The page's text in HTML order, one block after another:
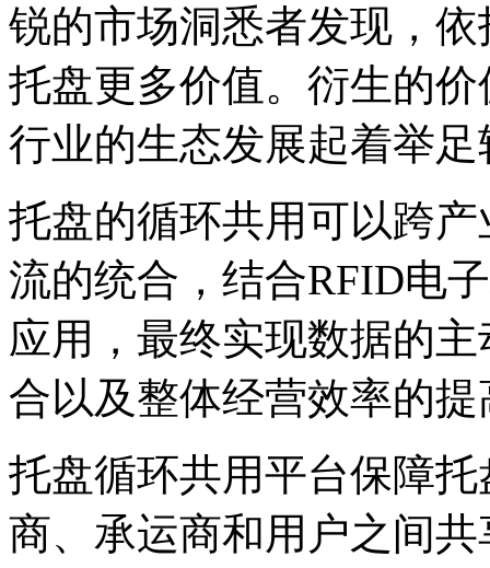
锐的市场洞悉者发现，
托盘更多价值。衍生的
行业的生态发展起着举
托盘的循环共用可以跨
流的统合，结合RFID电
应用，最终实现数据的
合以及整体经营效率的提
托盘循环共用平台保障
商、承运商和用户之间